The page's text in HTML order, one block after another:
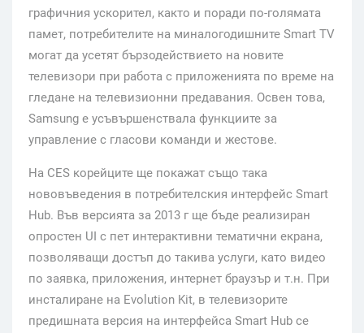
графичния ускорител, както и поради по-голямата
памет, потребителите на миналогодишните Smart TV
могат да усетят бързодействието на новите
телевизори при работа с приложенията по време на
гледане на телевизионни предавания. Освен това,
Samsung е усъвършенствала функциите за
управление с гласови команди и жестове.
На CES корейците ще покажат също така
нововъведения в потребителския интерфейс Smart
Hub. Във версията за 2013 г ще бъде реализиран
опростен UI с пет интерактивни тематични екрана,
позволяващи достъп до такива услуги, като видео
по заявка, приложения, интернет браузър и т.н. При
инсталиране на Evolution Kit, в телевизорите
предишната версия на интерфейса Smart Hub се